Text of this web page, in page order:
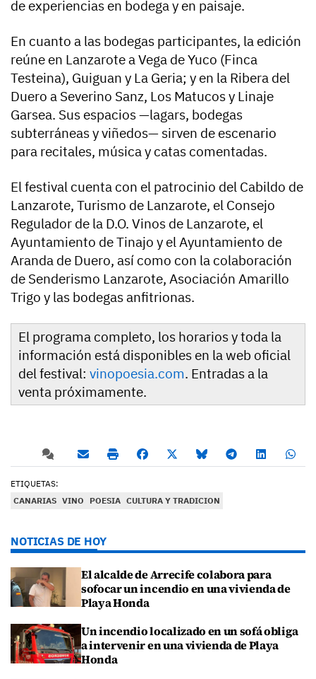
de experiencias en bodega y en paisaje.
En cuanto a las bodegas participantes, la edición
reúne en Lanzarote a Vega de Yuco (Finca
Testeina), Guiguan y La Geria; y en la Ribera del
Duero a Severino Sanz, Los Matucos y Linaje
Garsea. Sus espacios —lagars, bodegas
subterráneas y viñedos— sirven de escenario
para recitales, música y catas comentadas.
El festival cuenta con el patrocinio del Cabildo de
Lanzarote, Turismo de Lanzarote, el Consejo
Regulador de la D.O. Vinos de Lanzarote, el
Ayuntamiento de Tinajo y el Ayuntamiento de
Aranda de Duero, así como con la colaboración
de Senderismo Lanzarote, Asociación Amarillo
Trigo y las bodegas anfitrionas.
El programa completo, los horarios y toda la
información está disponibles en la web oficial
del festival: vinopoesia.com. Entradas a la
venta próximamente.
ETIQUETAS:
CANARIAS VINO POESIA CULTURA Y TRADICION
NOTICIAS DE HOY
El alcalde de Arrecife colabora para
sofocar un incendio en una vivienda de
Playa Honda
Un incendio localizado en un sofá obliga
a intervenir en una vivienda de Playa
Honda